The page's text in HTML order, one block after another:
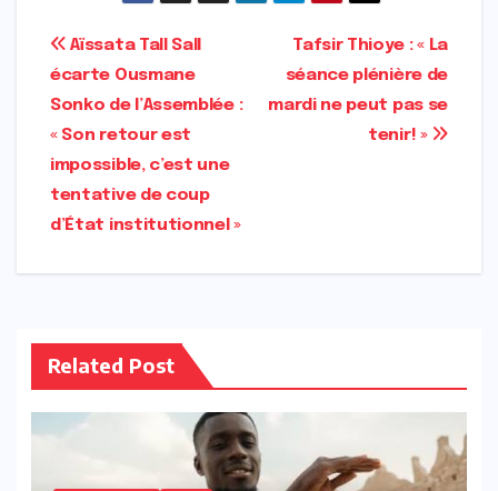
Navigation
de
l’article
Tafsir Thioye : « La
séance plénière de
mardi ne peut pas se
tenir! »
Aïssata Tall Sall
écarte Ousmane
Sonko de l’Assemblée :
« Son retour est
impossible, c’est une
tentative de coup
d’État institutionnel »
Related Post